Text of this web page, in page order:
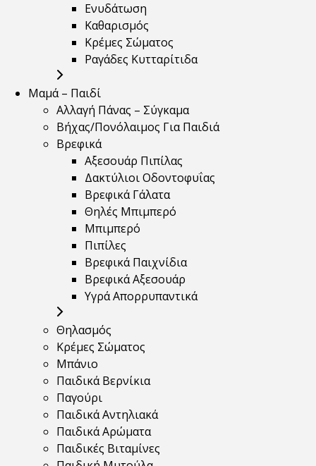
Ενυδάτωση
Καθαρισμός
Κρέμες Σώματος
Ραγάδες Κυτταρίτιδα
Μαμά – Παιδί
Αλλαγή Πάνας – Σύγκαμα
Βήχας/Πονόλαιμος Για Παιδιά
Βρεφικά
Αξεσουάρ Πιπίλας
Δακτύλιοι Οδοντοφυΐας
Βρεφικά Γάλατα
Θηλές Μπιμπερό
Μπιμπερό
Πιπίλες
Βρεφικά Παιχνίδια
Βρεφικά Αξεσουάρ
Υγρά Απορρυπαντικά
Θηλασμός
Κρέμες Σώματος
Μπάνιο
Παιδικά Βερνίκια
Παγούρι
Παιδικά Αντηλιακά
Παιδικά Αρώματα
Παιδικές Βιταμίνες